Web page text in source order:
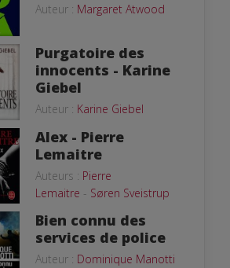
Auteur : Margaret Atwood
Purgatoire des
innocents - Karine
Giebel
Auteur : Karine Giebel
Alex - Pierre
Lemaitre
Auteurs : Pierre
Lemaitre - Søren Sveistrup
Bien connu des
services de police
Auteur : Dominique Manotti